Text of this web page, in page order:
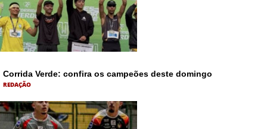
Corrida Verde: confira os campeões deste domingo
REDAÇÃO